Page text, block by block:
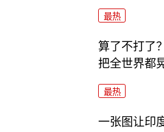
最热
算了不打了
把全世界都
最热
一张图让印